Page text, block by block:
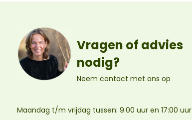
Vragen of advies
nodig?
Neem contact met ons op
Maandag t/m vrijdag tussen: 9.00 uur en 17:00 uur